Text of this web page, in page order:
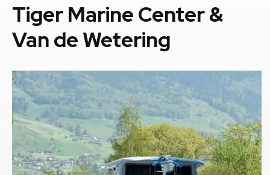
Tiger Marine Center &
Van de Wetering